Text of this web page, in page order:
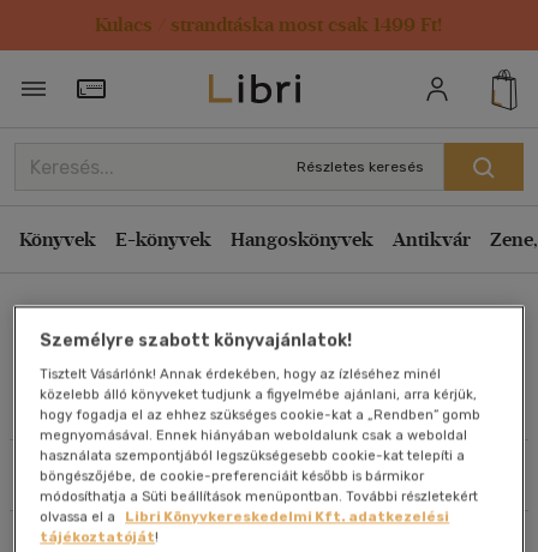
Kulacs / strandtáska most csak 1499 Ft!
Törzsvásárlói Kártya adatai
Részletes keresés
Könyvek E-könyvek Hangoskönyvek Antikvár
Művei
Szűrés Rendezés
Rendezés
Kiadás éve szerint csökkenő
Ár szerint csökkenő
Eladott darabszám szerint csökkenő
Eladott darabszám szerint növekvő
Cím szerint A-Z
Szerző szerint A-Z
Megjelenítés
20 db / oldal
Személyre szabott könyvajánlatok!
Tisztelt Vásárlónk! Annak érdekében, hogy az ízléséhez minél
közelebb álló könyveket tudjunk a figyelmébe ajánlani, arra kérjük,
hogy fogadja el az ehhez szükséges cookie-kat a „Rendben” gomb
megnyomásával. Ennek hiányában weboldalunk csak a weboldal
használata szempontjából legszükségesebb cookie-kat telepíti a
böngészőjébe, de cookie-preferenciáit később is bármikor
módosíthatja a Süti beállítások menüpontban. További részletekért
olvassa el a
Libri Könyvkereskedelmi Kft. adatkezelési
tájékoztatóját!